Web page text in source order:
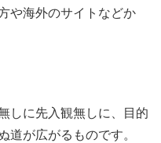
や海外のサイトなどか
しに先入観無しに、目的
道が広がるものです。